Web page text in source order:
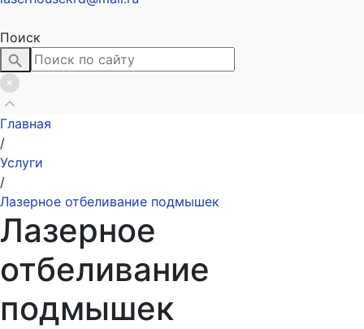
Поиск
Главная
/
Услуги
/
Лазерное отбеливание подмышек
Лазерное
отбеливание
подмышек